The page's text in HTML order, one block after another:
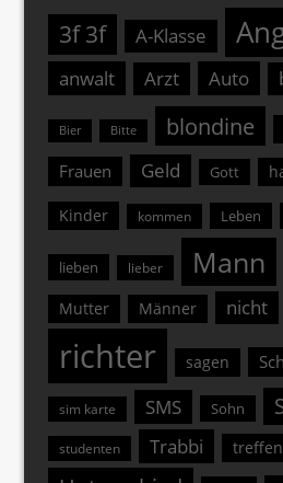
3f 3f A-Klasse
anwalt Arzt Auto
Bier Bitte blondine
Frauen Geld Gott
Kinder kommen Leben
lieben lieber Mann
Mutter Männer nicht
richter sagen
sim karte SMS Sohn
studenten Trabbi treffen